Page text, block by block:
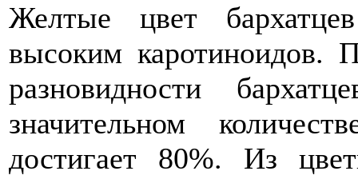
Желтые цвет
высоким каротиноидов.
разновидности
значительном
достигает 80%. Из